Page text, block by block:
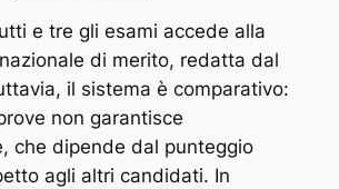
e tre gli esami accede alla
di merito, redatta dal
il sistema è comparativo:
non garantisce
che dipende dal punteggio
agli altri candidati. In